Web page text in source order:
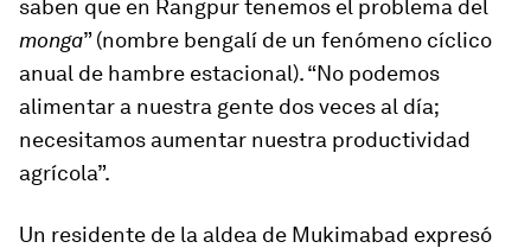
saben que en Rangpur tenemos el problema del
monga” (nombre bengalí de un fenómeno cíclico
anual de hambre estacional). “No podemos
alimentar a nuestra gente dos veces al día;
necesitamos aumentar nuestra productividad
agrícola”.
Un residente de la aldea de Mukimabad expresó